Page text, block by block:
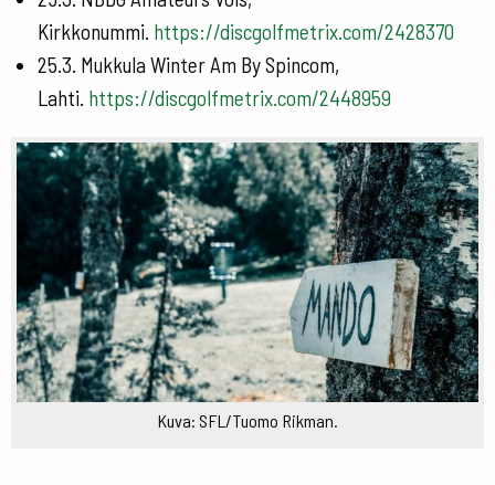
Kirkkonummi. https://discgolfmetrix.com/2428370
25.3. Mukkula Winter Am By Spincom,
Lahti. https://discgolfmetrix.com/2448959
Kuva: SFL/Tuomo Rikman.